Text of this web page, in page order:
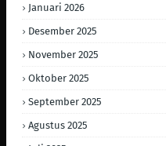
Januari 2026
Desember 2025
November 2025
Oktober 2025
September 2025
Agustus 2025